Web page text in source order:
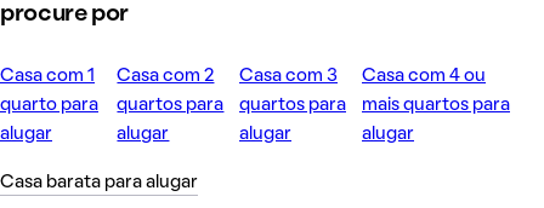
procure por
Casa com 1
quarto para
alugar
Casa com 2
quartos para
alugar
Casa com 3
quartos para
alugar
Casa com 4 ou
mais quartos para
alugar
Casa barata para alugar